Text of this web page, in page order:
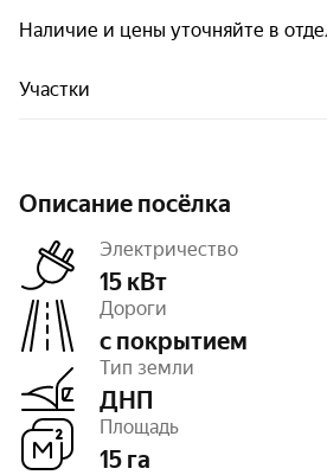
Наличие и цены уточняйте в
Участки
Описание посёлка
Электричество
15 кВт
Дороги
с покрытием
Тип земли
ДНП
Площадь
15 га
Число объектов 174
Очереди
1